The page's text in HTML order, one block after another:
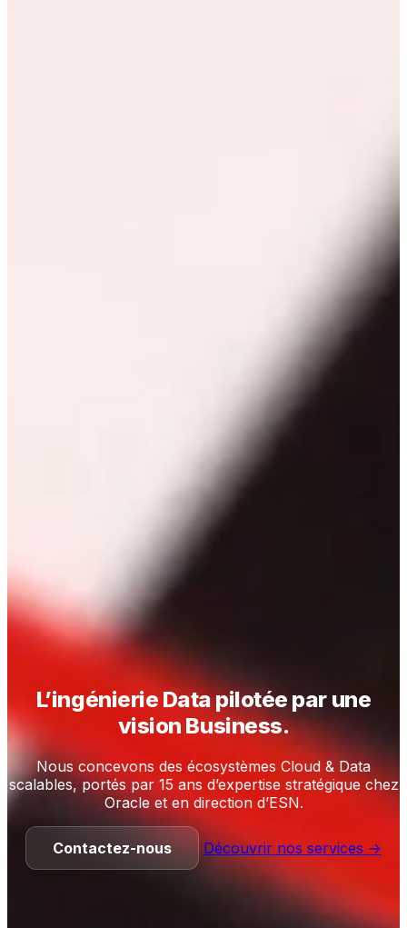
L’ingénierie Data pilotée par une
vision Business.
Nous concevons des écosystèmes Cloud & Data
scalables, portés par 15 ans d’expertise stratégique chez
Oracle et en direction d’ESN.
Contactez-nous Découvrir nos services →